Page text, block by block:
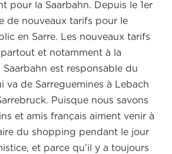
pour la Saarbahn. Depuis le 1er
de nouveaux tarifs pour le
en Sarre. Les nouveaux tarifs
et notamment à la
Saarbahn est responsable du
va de Sarreguemines à Lebach
Puisque nous savons
et amis français aiment venir à
du shopping pendant le jour
et parce qu'il y a toujours